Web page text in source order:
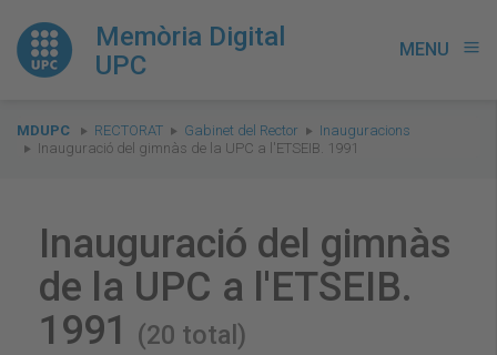
Memòria Digital
UPC
MENU menu
You
are
MDUPC RECTORAT Gabinet del Rector
Inauguracions
Inauguració del gimnàs de la UPC a l'ETSEIB. 1991
Inauguració del gimnàs
de la UPC a l'ETSEIB.
1991
(20 total)